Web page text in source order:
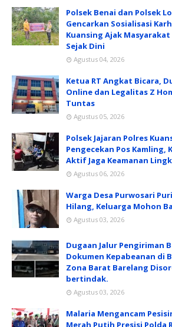
Polsek Benai dan Polsek
Gencarkan Sosialisasi
Kuansing Ajak Masyarakat
Sejak Dini
Agustus 04, 2026
Ketua RT Angkat Bicara,
Online dan Legalitas Z
Tuntas
Agustus 05, 2026
Polsek Jajaran Polres
Pengecekan Pos Kamling,
Aktif Jaga Keamanan
Agustus 06, 2026
Warga Desa Purwosari
Hilang, Keluarga Mohon
Agustus 03, 2026
Dugaan Jalur Pengiriman
Dokumen Kepabeanan di
Zona Barat Barelang
bertindak.
Agustus 03, 2026
Malaria Mengancam
Merah Putih Presisi Polda